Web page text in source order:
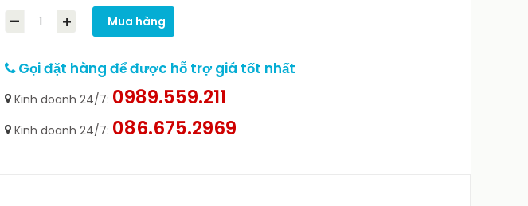
- + Mua hàng
Gọi đặt hàng để được hỗ trợ giá tốt nhất
Kinh doanh 24/7: 0989.559.211
Kinh doanh 24/7: 086.675.2969